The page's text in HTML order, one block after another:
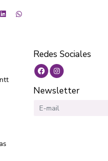
Redes Sociales
Newsletter